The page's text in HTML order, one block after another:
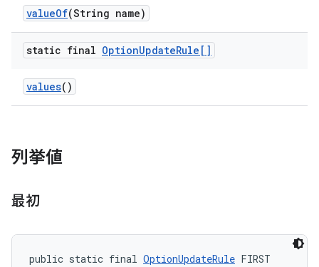
valueOf(String name)
static final OptionUpdateRule[]
values()
列挙値
最初
public static final OptionUpdateRule FIRST